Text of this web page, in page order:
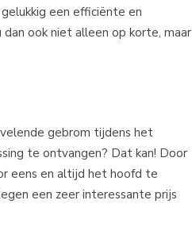
een efficiënte en
ook niet alleen op korte, maar
gebrom tijdens het
te ontvangen? Dat kan! Door
eens en altijd het hoofd te
een zeer interessante prijs